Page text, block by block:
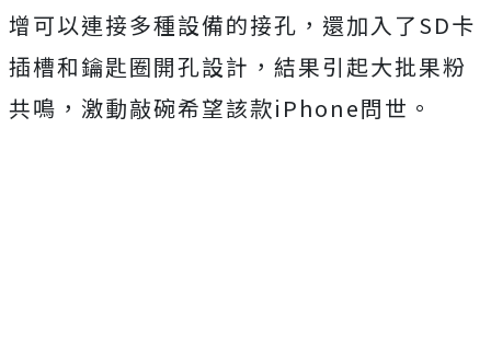
增可以連接多種設備的接孔，還加入了SD卡
插槽和鑰匙圈開孔設計，結果引起大批果粉
共鳴，激動敲碗希望該款iPhone問世。